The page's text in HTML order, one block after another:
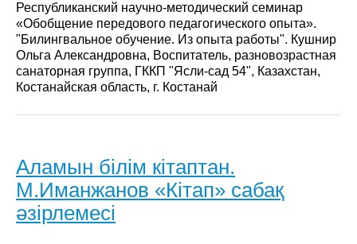
Республиканский научно-методический семинар
«Обобщение передового педагогического опыта».
"Билингвальное обучение. Из опыта работы". Кушнир
Ольга Александровна, Воспитатель, разновозрастная
санаторная группа, ГККП "Ясли-сад 54", Казахстан,
Костанайская область, г. Костанай
Аламын білім кітаптан.
М.Иманжанов «Кітап» сабақ
әзірлемесі